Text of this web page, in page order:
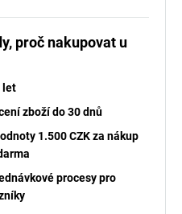
proč nakupovat u
let
zboží do 30 dnů
1.500 CZK za nákup
procesy pro